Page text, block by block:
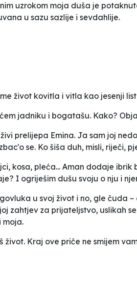
uzrokom moja duša je
u sazu sazlije i sevdahlije.
život kovitla i vitla kao jesenji
jadniku i bogatašu. Kako?
prelijepa Emina. Ja sam joj
se. Ko šiša duh, misli, riječi,
kosa, pleća... Aman dodaje
I ogriješim dušu svoju o nju i
u svoj život i no, gle čuda
zahtjev za prijateljstvo, uslikah
moja.
Kraj ove priče ne smijem